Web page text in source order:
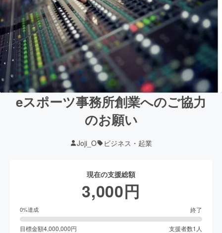
eスポーツ事務所創業へのご協力
のお願い
Joji_O ビジネス・起業
現在の支援総額
3,000円
0%達成 終了
目標金額4,000,000円 支援者数1 人